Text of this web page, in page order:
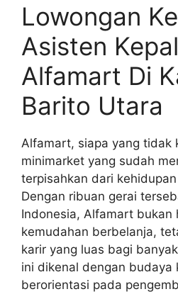
Lowongan
Asisten
Alfamart Di
Barito Utara
Alfamart, siapa yang tidak
minimarket yang sudah
terpisahkan dari
Dengan ribuan gerai
Indonesia, Alfamart bukan
kemudahan berbelanja,
karir yang luas bagi
ini dikenal dengan budaya
berorientasi pada